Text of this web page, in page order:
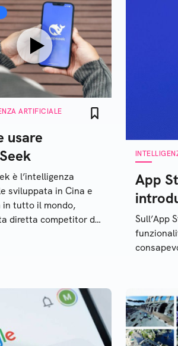
ARTIFICIALE
usare
è l’intelligenza
sviluppata in Cina e
in tutto il mondo,
diretta competitor di
App
Sull’App